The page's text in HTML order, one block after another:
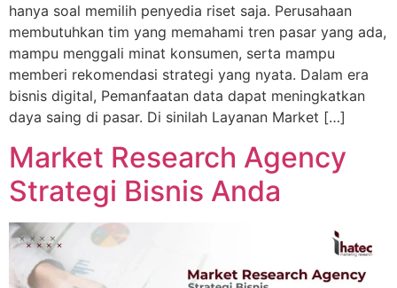
hanya soal memilih penyedia riset saja. Perusahaan
membutuhkan tim yang memahami tren pasar yang ada,
mampu menggali minat konsumen, serta mampu
memberi rekomendasi strategi yang nyata. Dalam era
bisnis digital, Pemanfaatan data dapat meningkatkan
daya saing di pasar. Di sinilah Layanan Market […]
Market Research Agency
Strategi Bisnis Anda